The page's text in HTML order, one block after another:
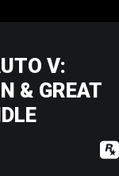
V:
& GREAT